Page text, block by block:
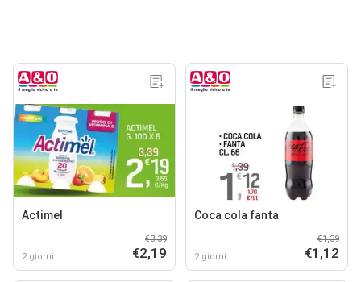
Actimel
2 giorni
€3,39
€2,19
Coca cola fanta
2 giorni
€1,39
€1,12